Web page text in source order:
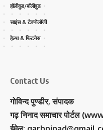
हॉलीवुड/बॉलीवुड
साइंस & टेक्नोलॉजी
हेल्थ & फिटनेस
Contact Us
गोविन्द पुण्डीर, संपादक
गढ़ निनाद समाचार पोर्टल